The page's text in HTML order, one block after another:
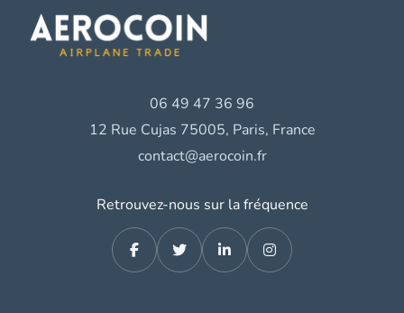
06 49 47 36 96
12 Rue Cujas 75005, Paris, France
contact@aerocoin.fr
Retrouvez-nous sur la fréquence